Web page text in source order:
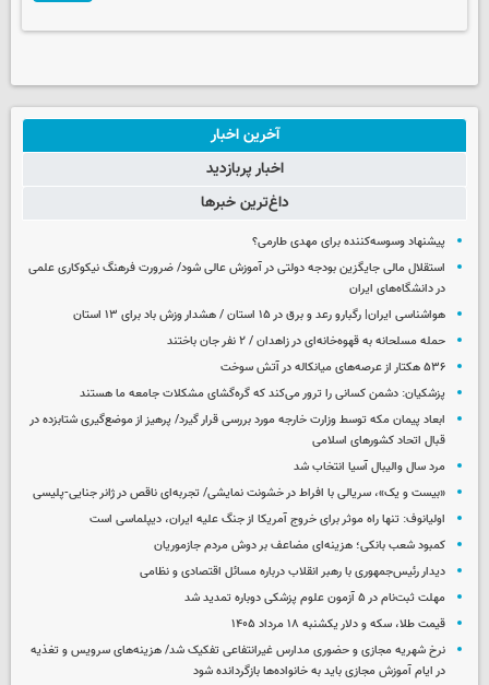
آخرین اخبار
اخبار پربازدید
داغ‌ترین خبرها
پیشنهاد وسوسه‌کننده برای مهدی طارمی؟
استقلال مالی جایگزین بودجه دولتی در آموزش عالی شود/ ضرورت فرهنگ نیکوکاری علمی
در دانشگاه‌های ایران
هواشناسی ایران| رگبارو رعد و برق در ۱۵ استان / هشدار وزش باد برای ۱۳ استان‌
حمله مسلحانه به قهوه‌خانه‌ای در زاهدان / ۲ نفر جان باختند
۵۳۶ هکتار از عرصه‌های میانکاله در آتش سوخت
پزشکیان: دشمن کسانی را ترور می‌کند که گره‌گشای مشکلات جامعه ما هستند
ابعاد پیمان مکه توسط وزارت خارجه مورد بررسی قرار گیرد/ پرهیز از موضع‌گیری شتابزده در
قبال اتحاد کشورهای اسلامی
مرد سال والیبال آسیا انتخاب شد
«بیست و یک»، سریالی با افراط در خشونت نمایشی/ تجربه‌ای ناقص در ژانر جنایی-پلیسی
اولیانوف: تنها راه موثر برای خروج آمریکا از جنگ علیه ایران، دیپلماسی است
کمبود شعب بانکی؛ هزینه‌ای مضاعف بر دوش مردم جازموریان
دیدار رئیس‌جمهوری با رهبر انقلاب درباره مسائل اقتصادی و نظامی
مهلت ثبت‌نام در ۵ آزمون علوم پزشکی دوباره تمدید شد
قیمت طلا، سکه و دلار یکشنبه ۱۸ مرداد ۱۴۰۵
نرخ شهریه مجازی و حضوری مدارس غیرانتفاعی تفکیک شد/ هزینه‌های سرویس و تغذیه
در ایام آموزش مجازی باید به خانواده‌ها بازگردانده شود